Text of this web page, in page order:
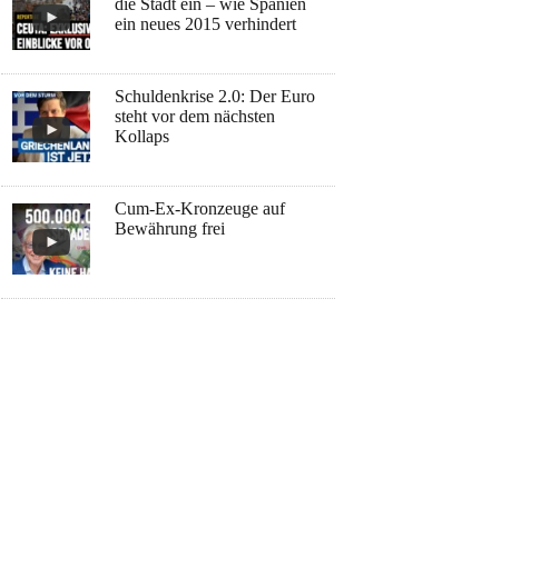
ein neues 2015 verhindert
Schuldenkrise 2.0: Der Euro
steht vor dem nächsten
Kollaps
Cum-Ex-Kronzeuge auf
Bewährung frei